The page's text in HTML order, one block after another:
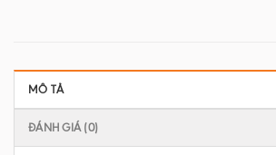
MÔ TẢ
ĐÁNH GIÁ (0)